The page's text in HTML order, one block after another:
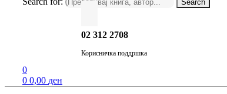
Search
02 312 2708
Корисничка поддршка
0
0 0,00 ден